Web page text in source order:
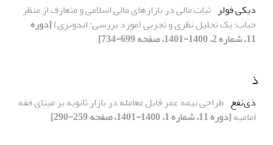
دیکی فولر ثبات مالی در بازارهای مالی اسلامی و متعارف از منظر
حباب؛ یک تحلیل نظری و تجربی (مورد بررسی: اندونزی)[دوره
11، شماره 2، 1400-1401، صفحه 699-734]
ذ
ذی‌نفع طراحی بیمه عمر قابل معامله در بازار ثانویه بر مبنای فقه
امامیه[دوره 11، شماره 1، 1400-1401، صفحه 259-290]